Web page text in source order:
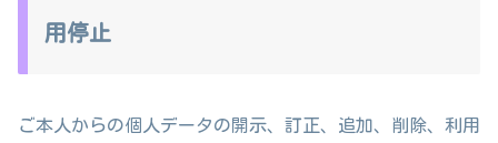
用停止
ご本人からの個人データの開示、訂正、追加、削除、利用